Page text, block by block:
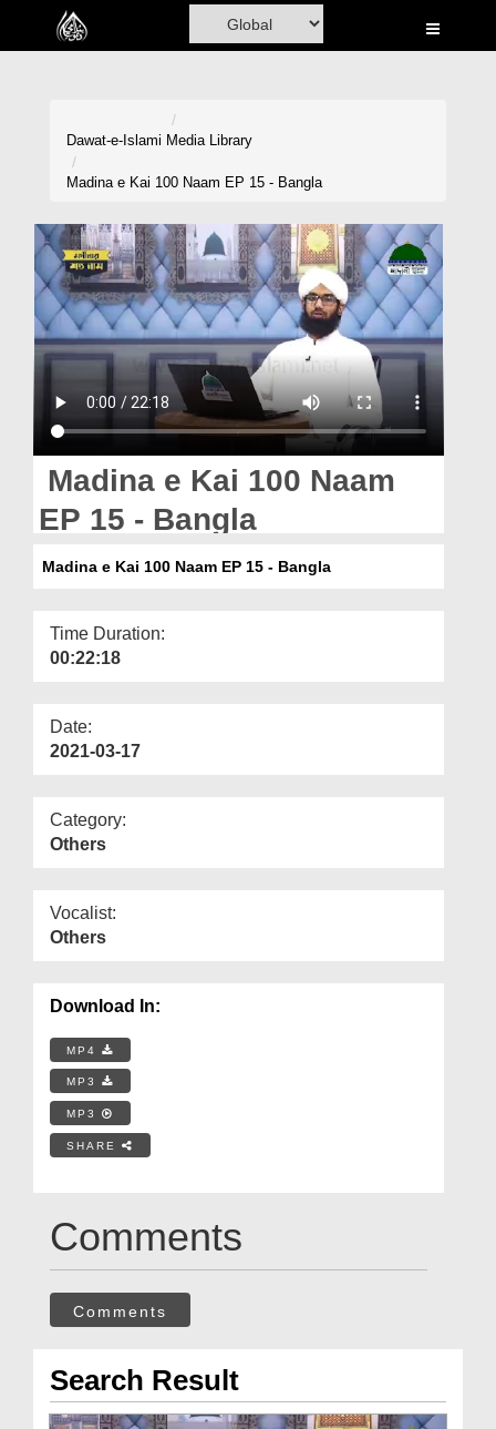
Home
Volunteer Portal
Rohani Ilaj
Donation
Magazine
Dawat-e-Islami Media Library
Madina e Kai 100 Naam EP 15 - Bangla
Madina e Kai 100 Naam
EP 15 - Bangla
Madina e Kai 100 Naam EP 15 - Bangla
Time Duration:
00:22:18
Date:
2021-03-17
Category:
Others
Vocalist:
Others
Download In:
MP4
MP3
MP3
SHARE
Comments
Comments
Search Result